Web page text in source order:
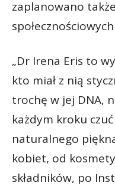
zaplanowano
„Dr Irena Eris to
kto miał z nią
trochę w jej DNA,
każdym kroku
naturalnego
kobiet, od
składników, po